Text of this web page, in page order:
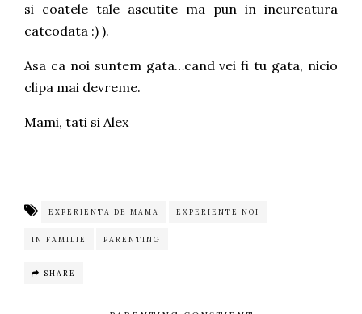
si coatele tale ascutite ma pun in incurcatura
cateodata :) ).
Asa ca noi suntem gata…cand vei fi tu gata, nicio
clipa mai devreme.
Mami, tati si Alex
EXPERIENTA DE MAMA EXPERIENTE NOI
IN FAMILIE PARENTING
SHARE